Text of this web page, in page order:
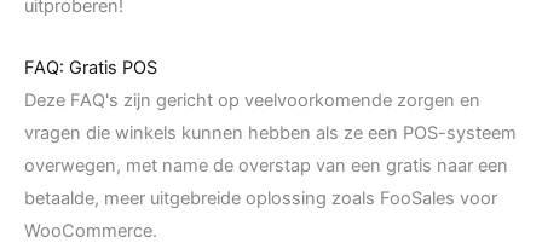
uitproberen!
FAQ: Gratis POS
Deze FAQ's zijn gericht op veelvoorkomende zorgen en
vragen die winkels kunnen hebben als ze een POS-systeem
overwegen, met name de overstap van een gratis naar een
betaalde, meer uitgebreide oplossing zoals FooSales voor
WooCommerce.